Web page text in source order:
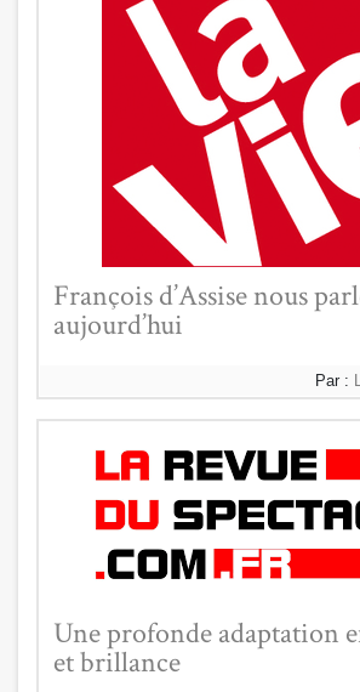
François d’Assise nous
aujourd’hui
Par :
Une profonde adaptation
et brillance